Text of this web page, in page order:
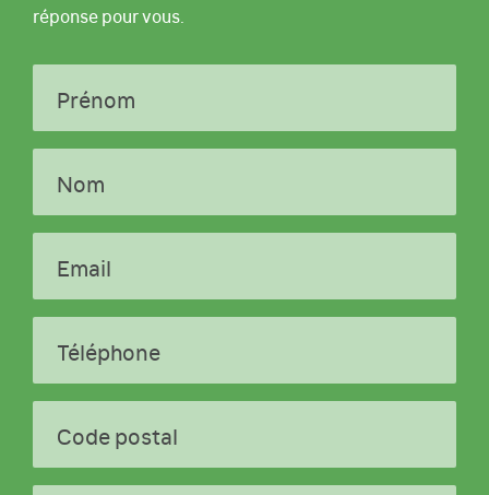
réponse pour vous.
Prénom
Nom
Email
Téléphone
Code postal